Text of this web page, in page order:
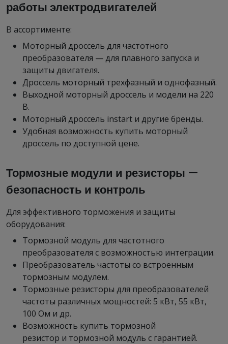
работы электродвигателей
В ассортименте:
Моторный дроссель для частотного
преобразователя — для плавного запуска и
защиты двигателя.
Дроссель моторный трехфазный и однофазный.
Выходной моторный дроссель и модели на 220
В.
Моторный дроссель instart и другие бренды.
Удобная возможность купить моторный
дроссель по доступной цене.
Тормозные модули и резисторы —
безопасность и контроль
Для эффективного торможения и защиты
оборудования:
Тормозной модуль для частотного
преобразователя с возможностью интеграции.
Преобразователь частоты со встроенным
тормозным модулем.
Тормозные резисторы для преобразователей
частоты различных мощностей: 5 кВт, 55 кВт,
100 Ом и др.
Возможность купить тормозной
резистор и тормозной модуль с гарантией.